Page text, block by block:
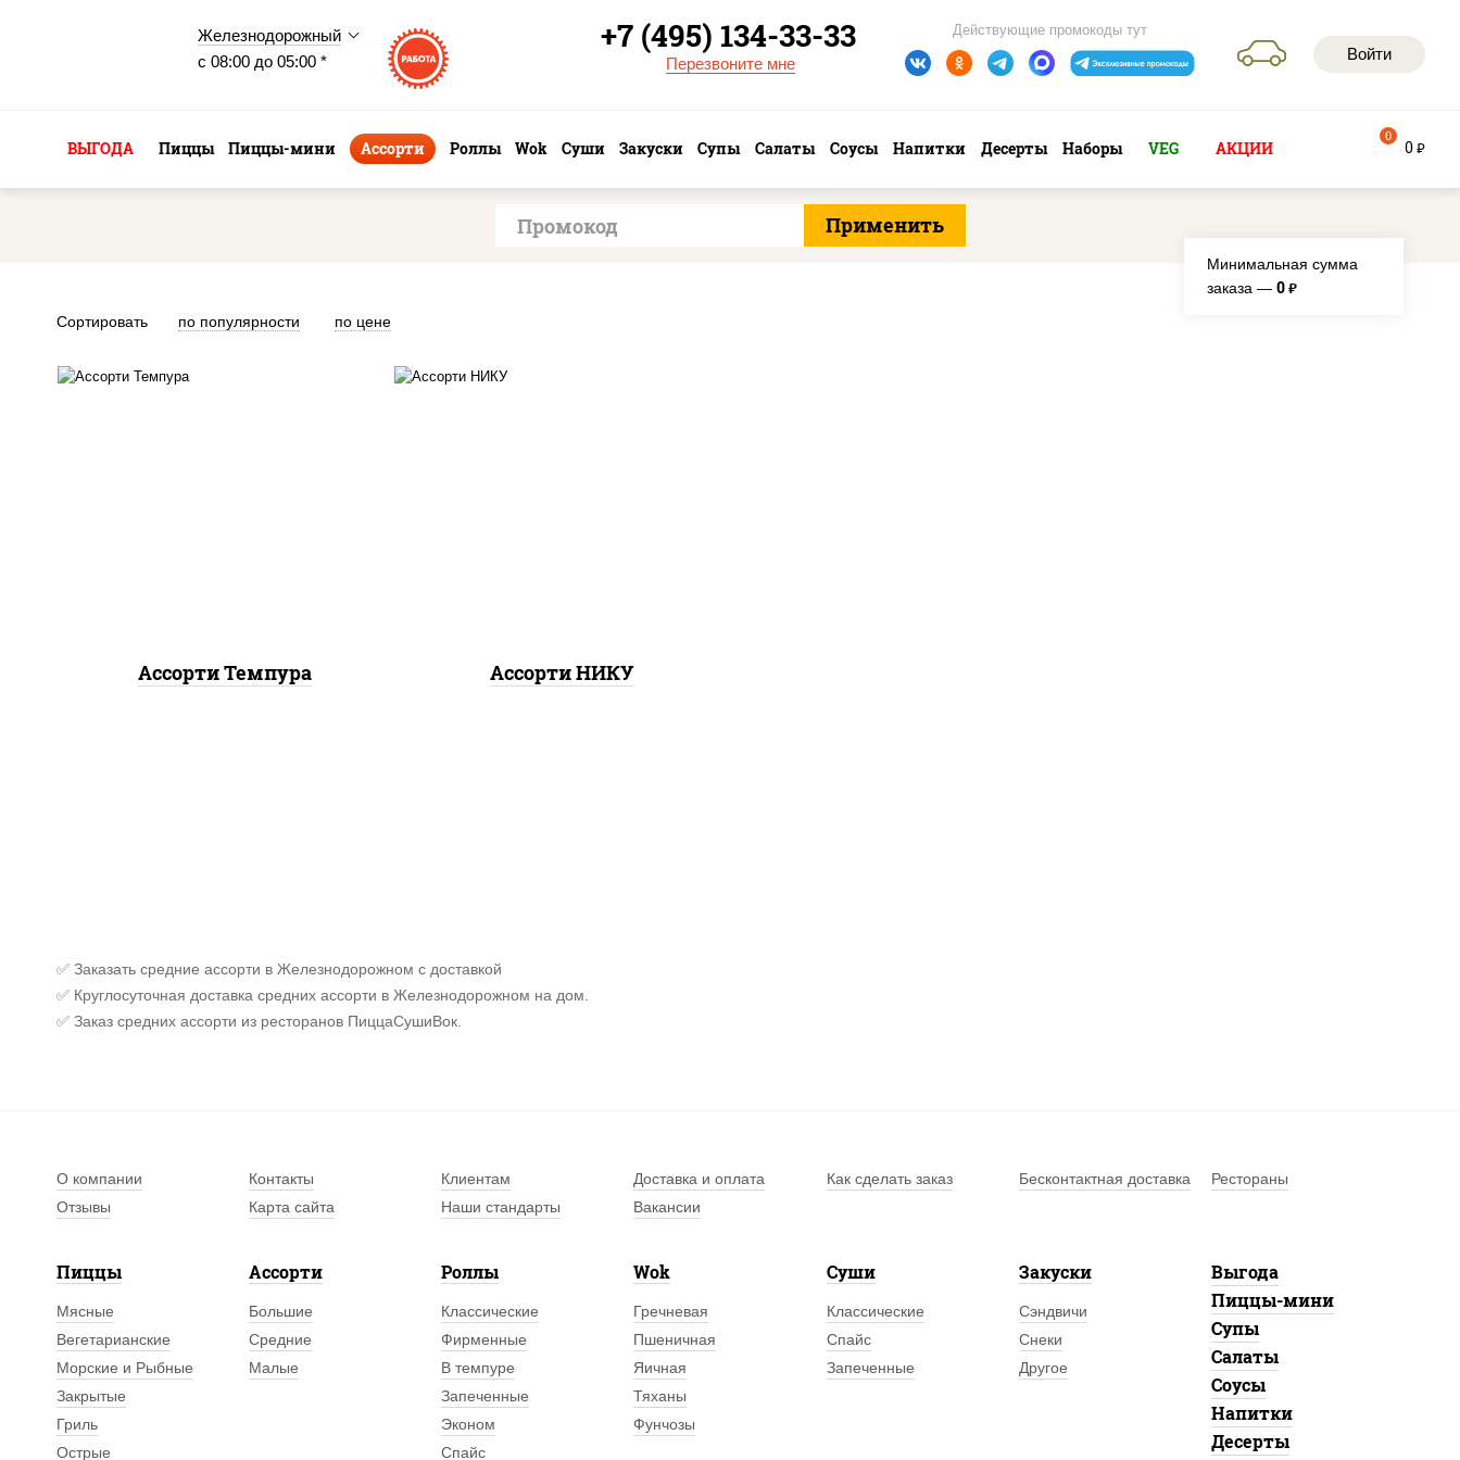
Железнодорожный
с 08:00 до 05:00 *
Войти
Действующие промокоды тут
+7 (495) 134-33-33
Перезвоните мне
ВЫГОДА Пиццы Пиццы-мини Ассорти Роллы Wok Суши Закуски Супы Салаты Соусы Напитки Десерты Наборы VEG АКЦИИ 0 руб
0
Сортировать по популярности по цене
Минимальная сумма
заказа — 0 руб.
Ассорти Темпура Ассорти НИКУ
✅ Заказать средние ассорти в Железнодорожном с доставкой
✅ Круглосуточная доставка средних ассорти в Железнодорожном на дом.
✅ Заказ средних ассорти из ресторанов ПиццаСушиВок.
О компании Контакты Клиентам Доставка и оплата Как сделать заказ Бесконтактная доставка
Рестораны
Отзывы
Карта сайта Наши стандарты Вакансии
Пиццы
Мясные
Вегетарианские
Морские и Рыбные
Закрытые
Гриль
Острые
Ассорти
Большие
Средние
Малые
Роллы
Классические
Фирменные
В темпуре
Запеченные
Эконом
Спайс
Wok
Гречневая
Пшеничная
Яичная
Тяханы
Фунчозы
Суши
Классические
Спайс
Запеченные
Закуски
Сэндвичи
Снеки
Другое
Выгода
Пиццы-мини
Супы
Салаты
Соусы
Напитки
Десерты